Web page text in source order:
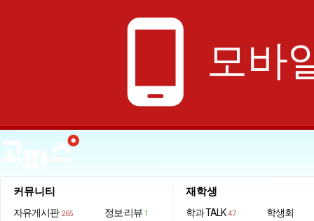
phone_android 모바
커뮤니티
자유게시판 265 정보·리뷰 1
재학생
학과 TALK 47
학생회